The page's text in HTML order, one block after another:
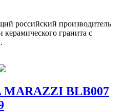
российский производитель
гранита с
BLB007